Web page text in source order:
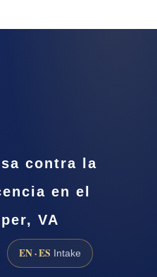
contra la
en el
VA
EN · ES Intake